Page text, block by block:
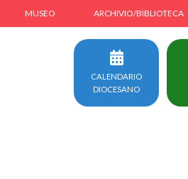
MUSEO ARCHIVIO/BIBLIOTECA
CALENDARIO
DIOCESANO